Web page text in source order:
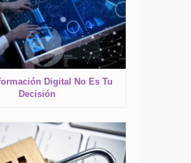
Digital No Es Tu
Decisión